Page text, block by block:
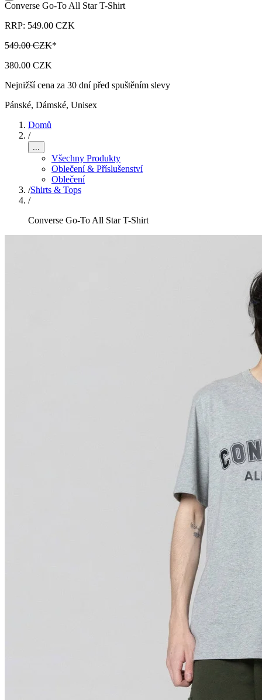
Converse Go-To All Star T-Shirt
RRP: 549.00 CZK
549.00 CZK*
380.00 CZK
Nejnižší cena za 30 dní před spuštěním slevy
Pánské, Dámské, Unisex
Domů
/
...
Všechny Produkty
Oblečení & Příslušenství
Oblečení
/Shirts & Tops
/
Converse Go-To All Star T-Shirt